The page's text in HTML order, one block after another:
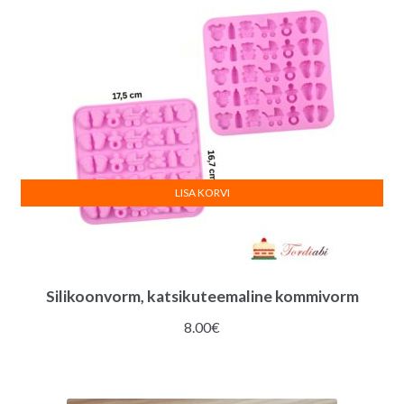
Silikoonvorm, katsikuteemaline kommivorm
8.00€
LISA KORVI